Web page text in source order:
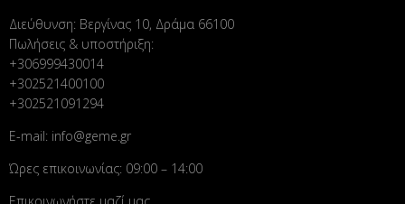
Διεύθυνση: Βεργίνας 10, Δράμα 66100
Πωλήσεις & υποστήριξη:
+306999430014
+302521400100
+302521091294
E-mail: info@geme.gr
Ώρες επικοινωνίας: 09:00 – 14:00